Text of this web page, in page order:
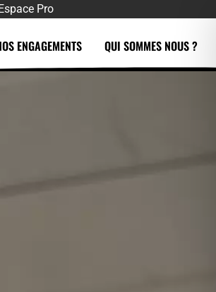
Pro
ENGAGEMENTS QUI SOMMES NOUS ?